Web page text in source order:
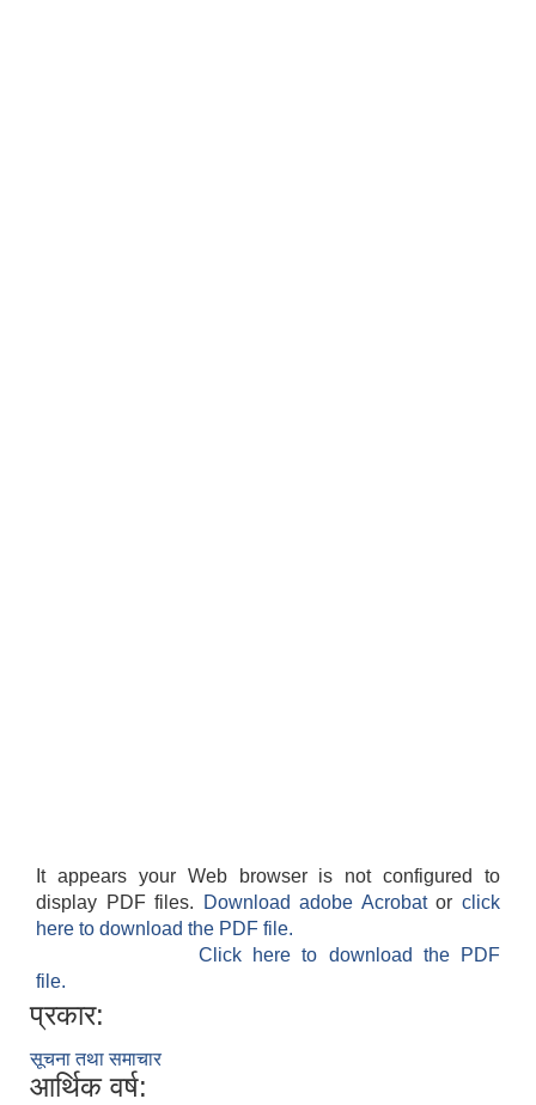
It appears your Web browser is not configured to
display PDF files.
Download adobe Acrobatorclick
here to download the PDF file.
Click here to download the PDF
file.
प्रकार:
सूचना तथा समाचार
आर्थिक वर्ष: